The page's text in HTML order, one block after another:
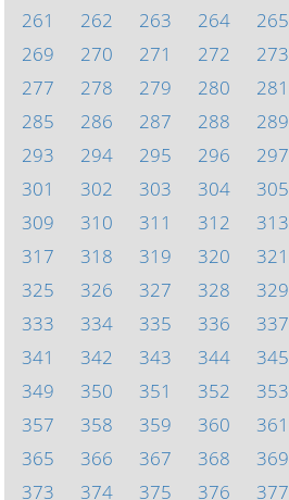
261
262 263 264 265
269
270 271 272 273
277
278 279 280 281
285
286 287 288 289
293
294 295 296 297
301
302 303 304 305
309
310 311 312 313
317
318 319 320 321
325
326 327 328 329
333
334 335 336 337
341
342 343 344 345
349
350 351 352 353
357
358 359 360 361
365
366 367 368 369
373
374 375 376 377